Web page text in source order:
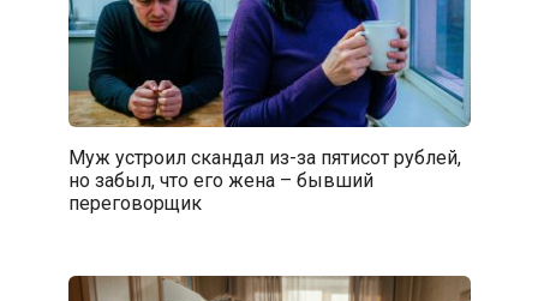
Муж устроил скандал из-за пятисот рублей,
но забыл, что его жена – бывший
переговорщик